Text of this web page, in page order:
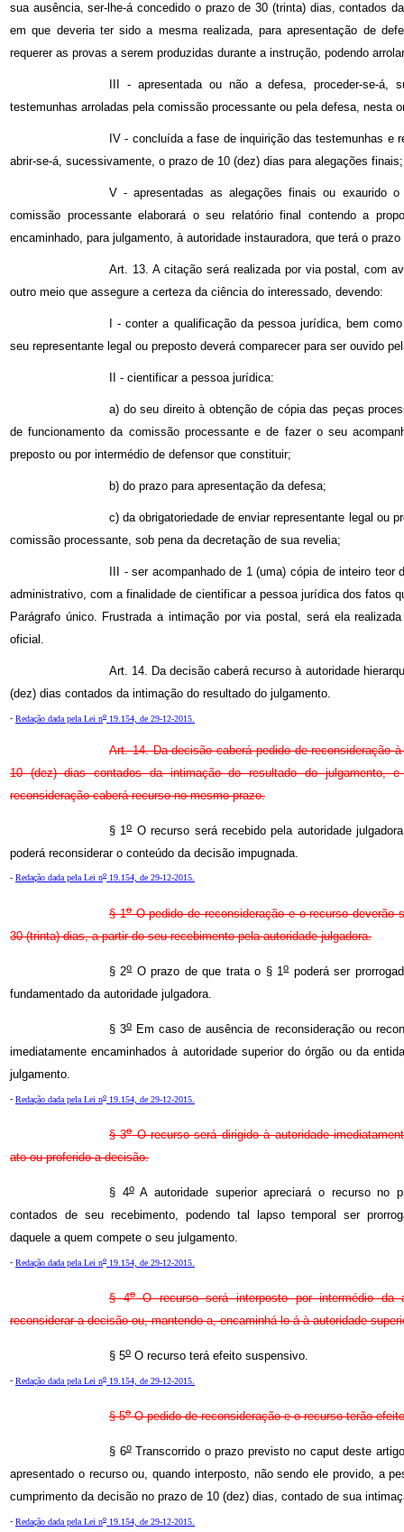
sua ausência, ser-lhe-á concedido o prazo de 30 (trinta) dias, contados
em que deveria ter sido a mesma realizada, para apresentação de
requerer as provas a serem produzidas durante a instrução, podendo
III - apresentada ou não a defesa, proceder-se-á,
testemunhas arroladas pela comissão processante ou pela defesa, nesta
IV - concluída a fase de inquirição das testemunhas e
abrir-se-á, sucessivamente, o prazo de 10 (dez) dias para alegações finais;
V - apresentadas as alegações finais ou exaurido
comissão processante elaborará o seu relatório final contendo a
encaminhado, para julgamento, à autoridade instauradora, que terá o
Art. 13. A citação será realizada por via postal, com
outro meio que assegure a certeza da ciência do interessado, devendo:
I - conter a qualificação da pessoa jurídica, bem
seu representante legal ou preposto deverá comparecer para ser ouvido
II - cientificar a pessoa jurídica:
a) do seu direito à obtenção de cópia das peças
de funcionamento da comissão processante e de fazer o seu
preposto ou por intermédio de defensor que constituir;
b) do prazo para apresentação da defesa;
c) da obrigatoriedade de enviar representante legal ou
comissão processante, sob pena da decretação de sua revelia;
III - ser acompanhado de 1 (uma) cópia de inteiro teor
administrativo, com a finalidade de cientificar a pessoa jurídica dos fatos
Parágrafo único. Frustrada a intimação por via postal, será ela
oficial.
Art. 14. Da decisão caberá recurso à autoridade
(dez) dias contados da intimação do resultado do julgamento.
- Redação dada pela Lei no 19.154, de 29-12-2015.
Art. 14. Da decisão caberá pedido de reconsideração
10 (dez) dias contados da intimação do resultado do julgamento,
reconsideração caberá recurso no mesmo prazo.
§ 1oO recurso será recebido pela autoridade
poderá reconsiderar o conteúdo da decisão impugnada.
- Redação dada pela Lei no 19.154, de 29-12-2015.
§ 1oO pedido de reconsideração e o recurso deverão
30 (trinta) dias, a partir do seu recebimento pela autoridade julgadora.
§ 2oO prazo de que trata o § 1opoderá ser
fundamentado da autoridade julgadora.
§ 3o Em caso de ausência de reconsideração ou
imediatamente encaminhados à autoridade superior do órgão ou da
julgamento.
- Redação dada pela Lei no 19.154, de 29-12-2015.
§ 3oO recurso será dirigido à autoridade
ato ou proferido a decisão.
§ 4oA autoridade superior apreciará o recurso no
contados de seu recebimento, podendo tal lapso temporal ser
daquele a quem compete o seu julgamento.
- Redação dada pela Lei no 19.154, de 29-12-2015.
§ 4oO recurso será interposto por intermédio da
reconsiderar a decisão ou, mantendo-a, encaminhá-lo-á à autoridade
§ 5o O recurso terá efeito suspensivo.
- Redação dada pela Lei no 19.154, de 29-12-2015.
§ 5oO pedido de reconsideração e o recurso terão
§ 6oTranscorrido o prazo previsto no caput deste
apresentado o recurso ou, quando interposto, não sendo ele provido, a
cumprimento da decisão no prazo de 10 (dez) dias, contado de sua
- Redação dada pela Lei no 19.154, de 29-12-2015.